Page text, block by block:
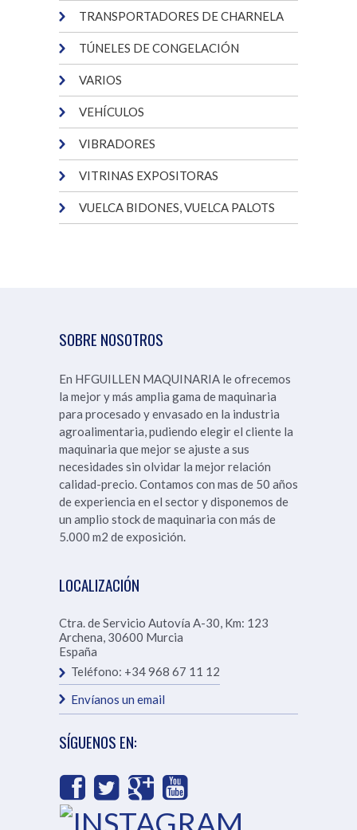
TRANSPORTADORES DE CHARNELA
TÚNELES DE CONGELACIÓN
VARIOS
VEHÍCULOS
VIBRADORES
VITRINAS EXPOSITORAS
VUELCA BIDONES, VUELCA PALOTS
SOBRE NOSOTROS
En HFGUILLEN MAQUINARIA le ofrecemos
la mejor y más amplia gama de maquinaria
para procesado y envasado en la industria
agroalimentaria, pudiendo elegir el cliente la
maquinaria que mejor se ajuste a sus
necesidades sin olvidar la mejor relación
calidad-precio. Contamos con mas de 50 años
de experiencia en el sector y disponemos de
un amplio stock de maquinaria con más de
5.000 m2 de exposición.
LOCALIZACIÓN
Ctra. de Servicio Autovía A-30, Km: 123
Archena 30600 Murcia
España
Teléfono: +34 968 67 11 12
Envíanos un email
SÍGUENOS EN: